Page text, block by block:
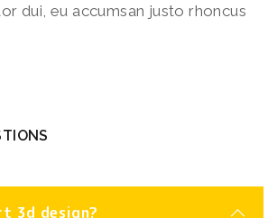
dui, eu accumsan justo rhoncus
3d design?